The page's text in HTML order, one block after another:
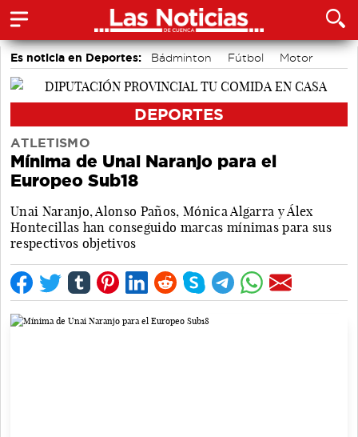
Es noticia en Deportes: Bádminton Fútbol
Motor
Bolos conquenses
DEPORTES
ATLETISMO
Mínima de Unai Naranjo para el
Europeo Sub18
Unai Naranjo, Alonso Paños, Mónica Algarra y Álex
Hontecillas han conseguido marcas mínimas para sus
respectivos objetivos